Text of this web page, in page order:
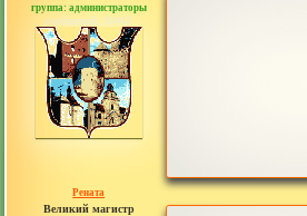
группа: администраторы
сообщений: 30442
Рената
Великий магистр